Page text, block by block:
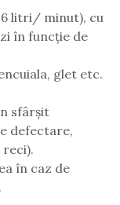
6 litri/ minut), cu
în funcție de
glet etc.
sfârșit
defectare,
în caz de